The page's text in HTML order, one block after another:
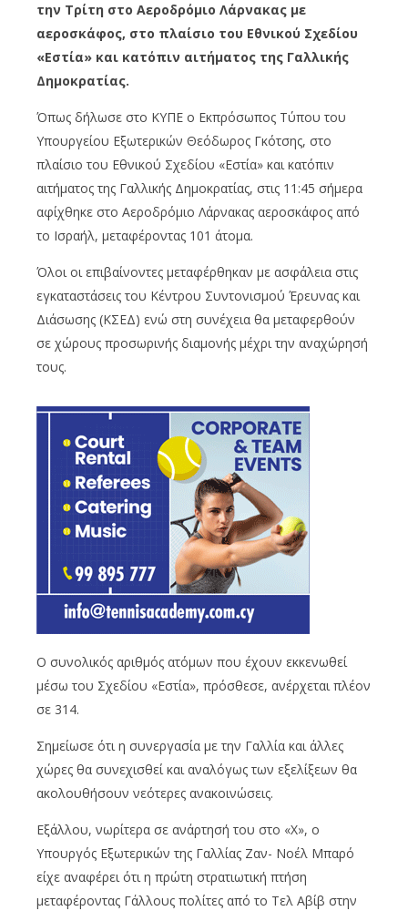
την Τρίτη στο Αεροδρόμιο Λάρνακας με
αεροσκάφος, στο πλαίσιο του Εθνικού Σχεδίου
«Εστία» και κατόπιν αιτήματος της Γαλλικής
Δημοκρατίας.
Όπως δήλωσε στο ΚΥΠΕ ο Εκπρόσωπος Τύπου του
Υπουργείου Εξωτερικών Θεόδωρος Γκότσης, στο
πλαίσιο του Εθνικού Σχεδίου «Εστία» και κατόπιν
αιτήματος της Γαλλικής Δημοκρατίας, στις 11:45 σήμερα
αφίχθηκε στο Αεροδρόμιο Λάρνακας αεροσκάφος από
το Ισραήλ, μεταφέροντας 101 άτομα.
Όλοι οι επιβαίνοντες μεταφέρθηκαν με ασφάλεια στις
εγκαταστάσεις του Κέντρου Συντονισμού Έρευνας και
Διάσωσης (ΚΣΕΔ) ενώ στη συνέχεια θα μεταφερθούν
σε χώρους προσωρινής διαμονής μέχρι την αναχώρησή
τους.
Ο συνολικός αριθμός ατόμων που έχουν εκκενωθεί
μέσω του Σχεδίου «Εστία», πρόσθεσε, ανέρχεται πλέον
σε 314.
Σημείωσε ότι η συνεργασία με την Γαλλία και άλλες
χώρες θα συνεχισθεί και αναλόγως των εξελίξεων θα
ακολουθήσουν νεότερες ανακοινώσεις.
Εξάλλου, νωρίτερα σε ανάρτησή του στο «Χ», ο
Υπουργός Εξωτερικών της Γαλλίας Ζαν- Νοέλ Μπαρό
είχε αναφέρει ότι η πρώτη στρατιωτική πτήση
μεταφέροντας Γάλλους πολίτες από το Τελ Αβίβ στην